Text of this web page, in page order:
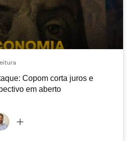
Copom corta juros e
em aberto